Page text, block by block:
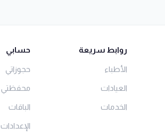
روابط سريعة
الأطباء
العيادات
الخدمات
حسابي
حجوزاتي
محفظتي
الباقات
الإعدادات